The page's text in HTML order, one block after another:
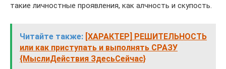
такие личностные проявления, как алчность и скупость.
Читайте также: [ХАРАКТЕР] РЕШИТЕЛЬНОСТЬ
или как приступать и выполнять СРАЗУ
{МыслиДействия ЗдесьСейчас}